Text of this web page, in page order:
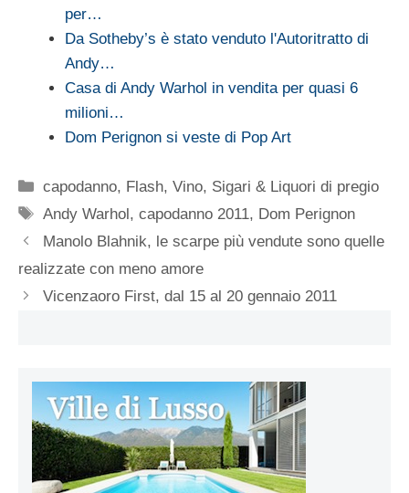
per…
Da Sotheby’s è stato venduto l'Autoritratto di
Andy…
Casa di Andy Warhol in vendita per quasi 6
milioni…
Dom Perignon si veste di Pop Art
Categorie
capodanno, Flash,Vino, Sigari & Liquori di pregio
Tag
Andy Warhol,capodanno 2011, Dom Perignon
Manolo Blahnik, le scarpe più vendute sono quelle
realizzate con meno amore
Vicenzaoro First, dal 15 al 20 gennaio 2011